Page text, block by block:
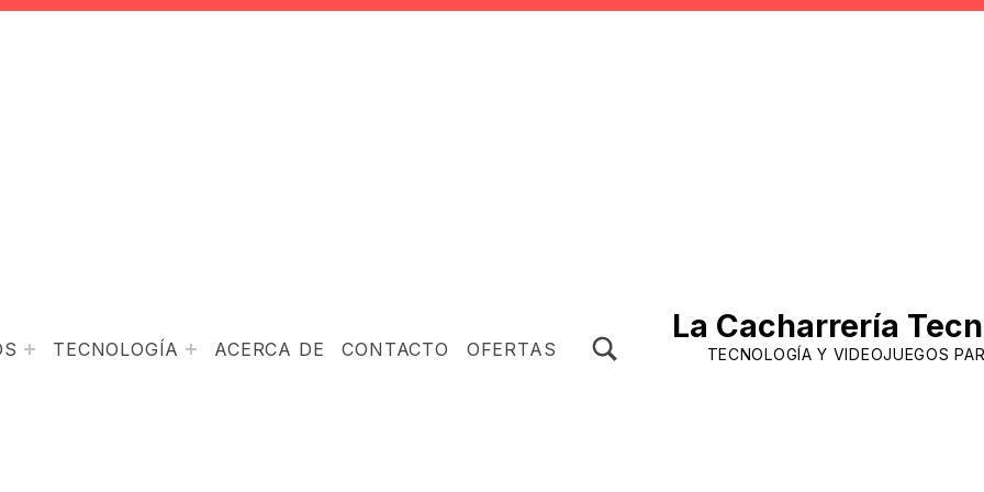
La Cacharrería
TECNOLOGÍA Y VIDEOJUEGOS
TECNOLOGÍA ACERCA DE CONTACTO OFERTAS